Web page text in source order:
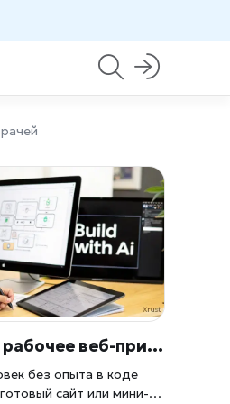
за полчаса с ИИ в 2026: Cursor, Replit и Lovable
без опыта в коде
сайт или мини-